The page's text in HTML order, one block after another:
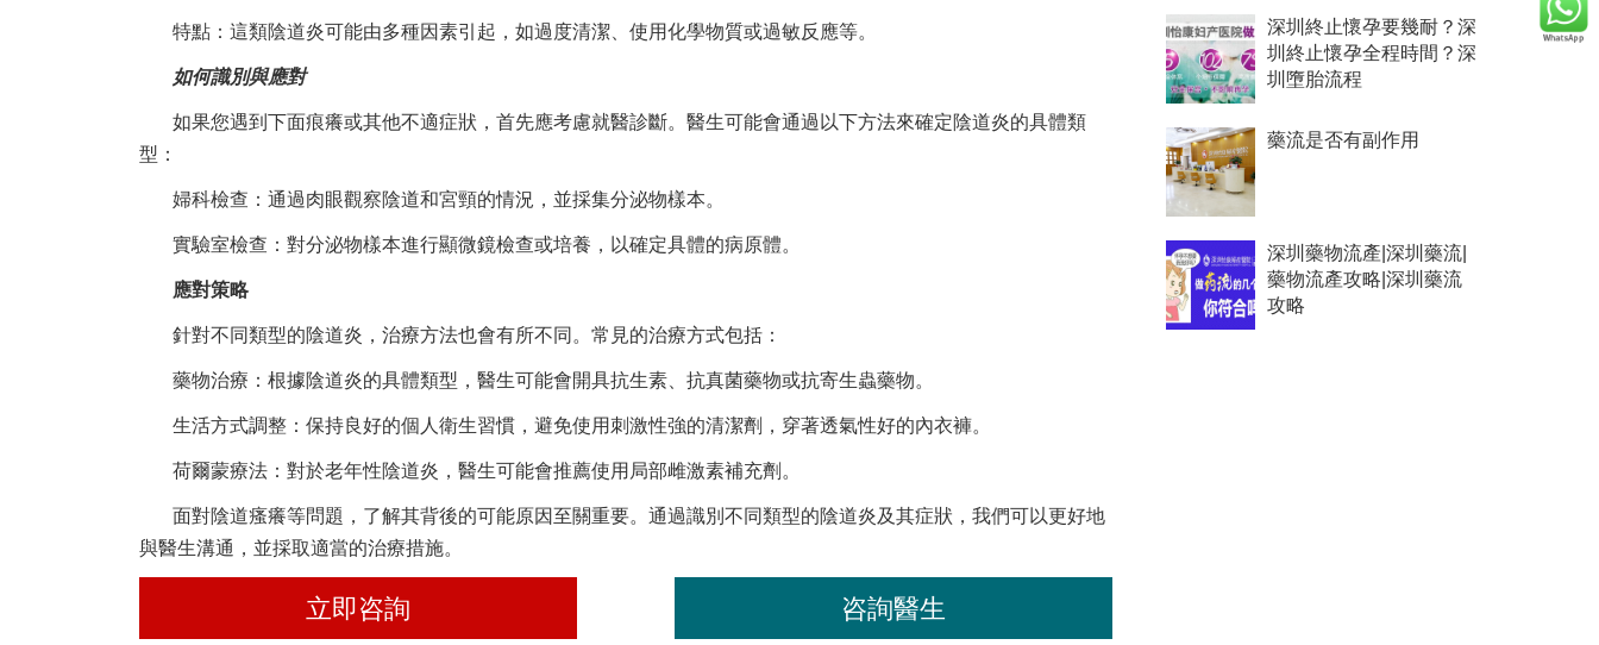
特點：這類陰道炎可能由多種因素引起，如過度清潔、使用化學物質或過敏反應等。
如何識別與應對
如果您遇到下面痕癢或其他不適症狀，首先應考慮就醫診斷。醫生可能會通過以下方法來確定陰道炎的具體類
型：
婦科檢查：通過肉眼觀察陰道和宮頸的情況，並採集分泌物樣本。
實驗室檢查：對分泌物樣本進行顯微鏡檢查或培養，以確定具體的病原體。
應對策略
針對不同類型的陰道炎，治療方法也會有所不同。常見的治療方式包括：
藥物治療：根據陰道炎的具體類型，醫生可能會開具抗生素、抗真菌藥物或抗寄生蟲藥物。
生活方式調整：保持良好的個人衛生習慣，避免使用刺激性強的清潔劑，穿著透氣性好的內衣褲。
荷爾蒙療法：對於老年性陰道炎，醫生可能會推薦使用局部雌激素補充劑。
面對陰道瘙癢等問題，了解其背後的可能原因至關重要。通過識別不同類型的陰道炎及其症狀，我們可以更好地
與醫生溝通，並採取適當的治療措施。
立即咨詢 咨詢醫生
深圳終止懷孕要幾耐？深
圳終止懷孕全程時間？深
圳墮胎流程
藥流是否有副作用
深圳藥物流產|深圳藥流|
藥物流產攻略|深圳藥流
攻略